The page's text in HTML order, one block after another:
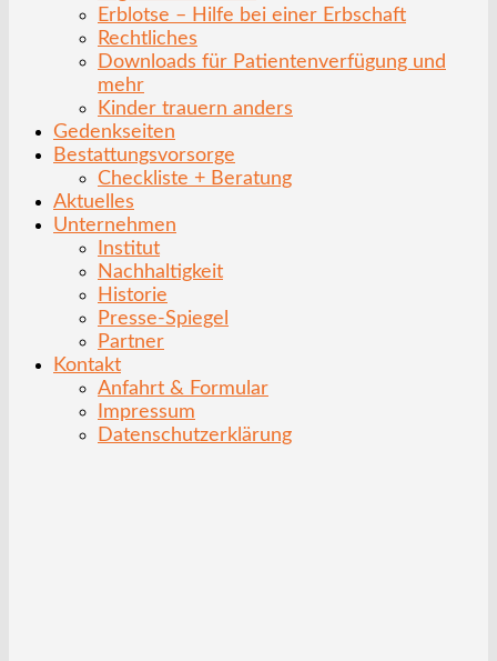
Erblotse – Hilfe bei einer Erbschaft
Rechtliches
Downloads für Patientenverfügung und
mehr
Kinder trauern anders
Gedenkseiten
Bestattungsvorsorge
Checkliste + Beratung
Aktuelles
Unternehmen
Institut
Nachhaltigkeit
Historie
Presse-Spiegel
Partner
Kontakt
Anfahrt & Formular
Impressum
Datenschutzerklärung